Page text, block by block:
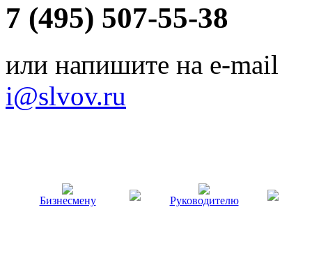
7 (495) 507-55-38
или напишите на e-mail
i@slvov.ru
Бизнесмену Руководителю